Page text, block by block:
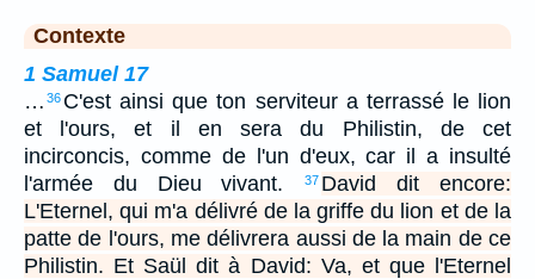
Contexte
1 Samuel 17
… 36 C'est ainsi que ton serviteur a terrassé le lion
et l'ours, et il en sera du Philistin, de cet
incirconcis, comme de l'un d'eux, car il a insulté
l'armée du Dieu vivant.
37 David dit encore:
L'Eternel, qui m'a délivré de la griffe du lion et de la
patte de l'ours, me délivrera aussi de la main de ce
Philistin. Et Saül dit à David: Va, et que l'Eternel